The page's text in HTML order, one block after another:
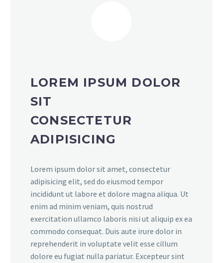
LOREM IPSUM DOLOR
SIT
CONSECTETUR
ADIPISICING
Lorem ipsum dolor sit amet, consectetur
adipisicing elit, sed do eiusmod tempor
incididunt ut labore et dolore magna aliqua. Ut
enim ad minim veniam, quis nostrud
exercitation ullamco laboris nisi ut aliquip ex ea
commodo consequat. Duis aute irure dolor in
reprehenderit in voluptate velit esse cillum
dolore eu fugiat nulla pariatur. Excepteur sint